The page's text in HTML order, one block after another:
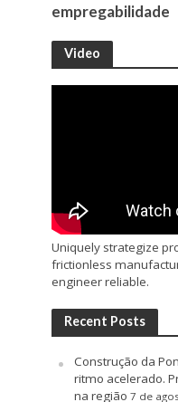
empregabilidade
Video
Uniquely strategize
frictionless
engineer reliable.
Recent Posts
Construção da
ritmo acelerado.
na região 7 de